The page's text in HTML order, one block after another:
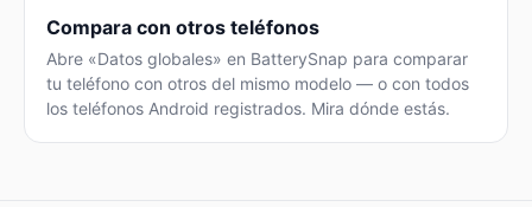
Compara con otros teléfonos
Abre «Datos globales» en BatterySnap para comparar
tu teléfono con otros del mismo modelo — o con todos
los teléfonos Android registrados. Mira dónde estás.